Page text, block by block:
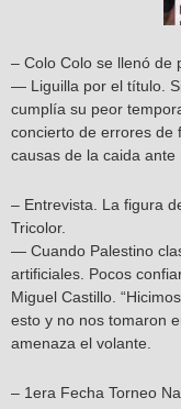
– Colo Colo se llenó de
— Liguilla por el título.
cumplía su peor
concierto de errores de
causas de la caida ante
– Entrevista. La figura
Tricolor.
— Cuando Palestino
artificiales. Pocos
Miguel Castillo.
esto y no nos tomaron
amenaza el volante.
– 1era Fecha Torneo